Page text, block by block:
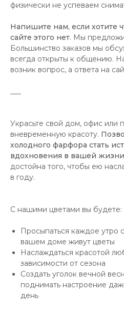
физически не успеваем
Напишите нам, если хотите
сайте этого нет. Мы
Большинство заказов мы
всегда открыты к общению.
возник вопрос, а ответа на
Украсьте свой дом, офис или
вневременную красоту.
холодного фарфора стать
вдохновения в вашей
достойна того, чтобы ею
в году.
С нашими цветами вы будете:
Просыпаться каждое утро
вашем доме живут цветы
Наслаждаться красотой
зависимости от сезона
Создать уголок вечной
поднимать настроение
день